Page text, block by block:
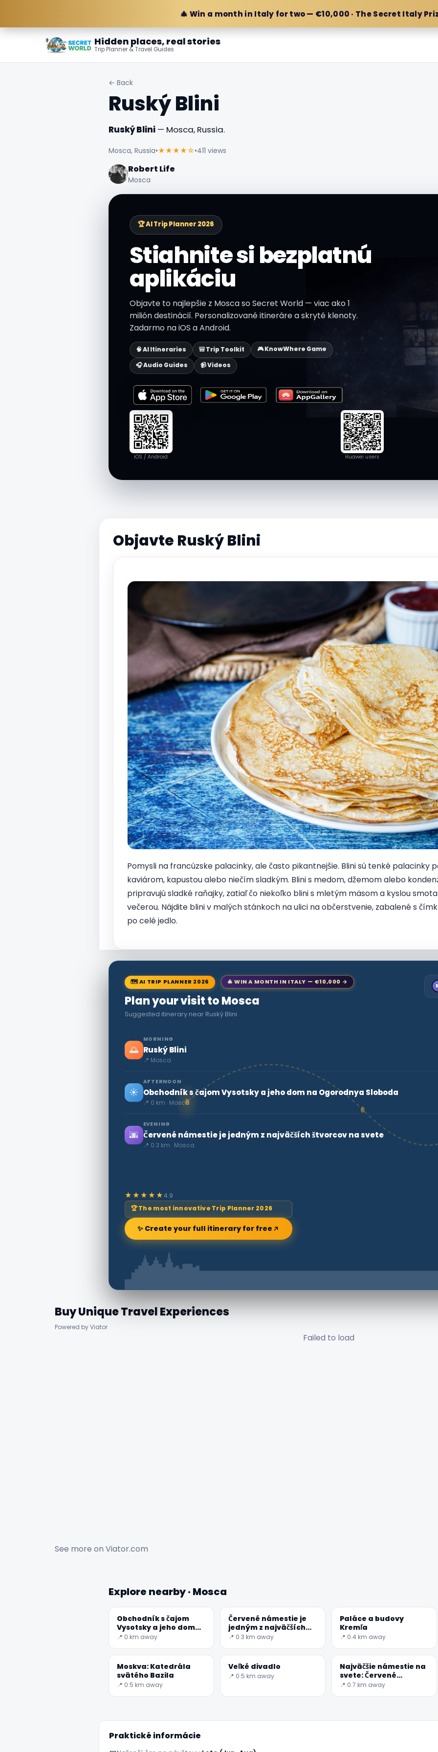
🎄 Win a month in Italy for two — €10,000 · The Secret Italy
Hidden places, real stories
Trip Planner & Travel Guides
← Back
Ruský Blini
Ruský Blini— Mosca, Russia.
Mosca, Russia•★★★★☆•411 views
Robert Life
Mosca
🏆 AI Trip Planner 2026
Stiahnite si bezplatnú
aplikáciu
Objavte to najlepšie z Mosca so Secret World — viac ako 1
milión destinácií. Personalizované itineráre a skryté klenoty.
Zadarmo na iOS a Android.
🧠 AI Itineraries 🎒 Trip Toolkit
🎮 KnowWhere Game
🎧 Audio Guides
📹 Videos
iOS / Android Huawei users
Objavte Ruský Blini
Pomysli na francúzske palacinky, ale často pikantnejšie. Blini sú tenké palacinky
kaviárom, kapustou alebo niečím sladkým. Blini s medom, džemom alebo
pripravujú sladké raňajky, zatiaľ čo niekoľko blini s mletým mäsom a kyslou
večerou. Nájdite blini v malých stánkoch na ulici na občerstvenie, zabalené s
po celé jedlo.
🗺 AI TRIP PLANNER 2026 🎄 WIN A MONTH IN ITALY — €10,000 →
Plan your visit to Mosca
Suggested itinerary near Ruský Blini
🌅
MORNING
Ruský Blini
📍 Mosca
☀️
AFTERNOON
Obchodník s čajom Vysotsky a jeho dom na Ogorodnya Sloboda
📍 0 km · Mosca
🌆
EVENING
Červené námestie je jedným z najväčších štvorcov na svete
📍 0.3 km · Mosca
★★★★★4.9
🏆 The most innovative Trip Planner 2026
✨ Create your full itinerary for free
Buy Unique Travel Experiences
Powered by Viator
Failed to load
See more on Viator.com
Explore nearby · Mosca
Obchodník s čajom
Vysotsky a jeho dom
na Ogorodnya
📍 0 km away
Červené námestie je
jedným z najväčších
štvorcov na svete
📍 0.3 km away
Paláce a budovy
Kremľa
📍 0.4 km away
Moskva: Katedrála
svätého Bazila
📍 0.5 km away
Veľké divadlo
📍 0.5 km away
Najväčšie námestie na
svete: Červené
námestie v Moskve
📍 0.7 km away
Praktické informácie